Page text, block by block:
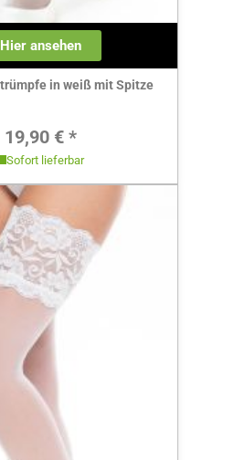
Hier ansehen
in weiß mit Spitze
Regulärer Preis:
19,90 € *
Sofort lieferbar